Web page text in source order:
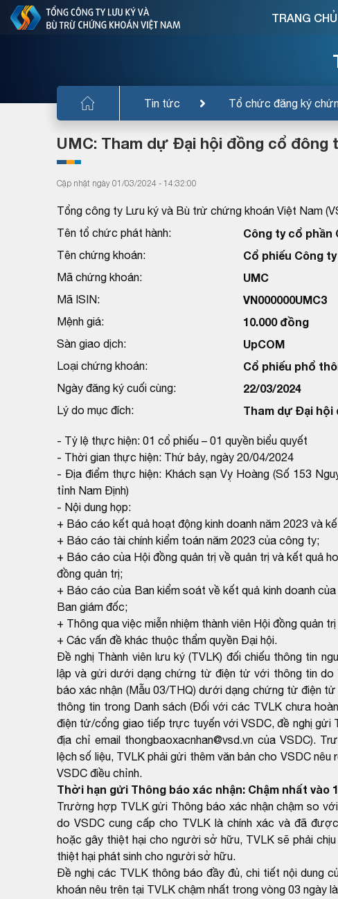
Tin tức Tổ chức đăng ký
TRANG CHỦ
UMC: Tham dự Đại hội đồng cổ đông
Cập nhật ngày 01/03/2024 - 14:32:00
Tổng công ty Lưu ký và Bù trừ chứng khoán Việt Nam
Tên tổ chức phát hành:
Công ty cổ phần
Tên chứng khoán: Cổ phiếu Công
Mã chứng khoán: UMC
Mã ISIN: VN000000UMC3
Mệnh giá: 10.000 đồng
Sàn giao dịch: UpCOM
Loại chứng khoán: Cổ phiếu phổ
Ngày đăng ký cuối cùng: 22/03/2024
Lý do mục đích: Tham dự Đại hội
- Tỷ lệ thực hiện: 01 cổ phiếu – 01 quyền biểu quyết
- Thời gian thực hiện: Thứ bảy, ngày 20/04/2024
- Địa điểm thực hiện: Khách sạn Vỵ Hoàng (Số 153
tỉnh Nam Định)
- Nội dung họp:
+ Báo cáo kết quả hoạt động kinh doanh năm 2023 và
+ Báo cáo tài chính kiểm toán năm 2023 của công ty;
+ Báo cáo của Hội đồng quản trị về quản trị và kết quả
đồng quản trị;
+ Báo cáo của Ban kiểm soát về kết quả kinh doanh
Ban giám đốc;
+ Thông qua việc miễn nhiệm thành viên Hội đồng quản
+ Các vấn đề khác thuộc thẩm quyền Đại hội.
Đề nghị Thành viên lưu ký (TVLK) đối chiếu thông tin
lập và gửi dưới dạng chứng từ điện tử với thông tin do
báo xác nhận (Mẫu 03/THQ) dưới dạng chứng từ điện
thông tin trong Danh sách (Đối với các TVLK chưa
điện tử/cổng giao tiếp trực tuyến với VSDC, đề nghị gửi
địa chỉ email thongbaoxacnhan@vsd.vn của VSDC).
lệch số liệu, TVLK phải gửi thêm văn bản cho VSDC
VSDC điều chỉnh.
Thời hạn gửi Thông báo xác nhận: Chậm nhất vào
Trường hợp TVLK gửi Thông báo xác nhận chậm so
do VSDC cung cấp cho TVLK là chính xác và đã
hoặc gây thiệt hại cho người sở hữu, TVLK sẽ phải
thiệt hại phát sinh cho người sở hữu.
Đề nghị các TVLK thông báo đầy đủ, chi tiết nội dung
khoán nêu trên tại TVLK chậm nhất trong vòng 03 ngày